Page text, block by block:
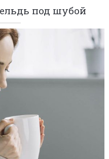
под шубой